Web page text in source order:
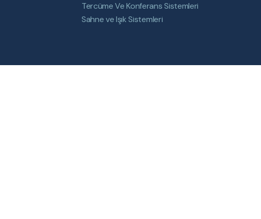
Tercüme Ve Konferans Sistemleri
Sahne ve Işık Sistemleri